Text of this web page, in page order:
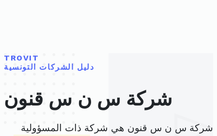
TROVIT
دليل الشركات التونسية
شركة س ن س قنون
شركة س ن س قنون هي شركة ذات المسؤولية